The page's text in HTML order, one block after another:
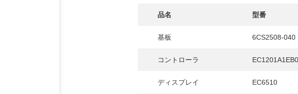
品名 型番
基板 6CS2508-040
コントローラ
ディスプレイ EC6510